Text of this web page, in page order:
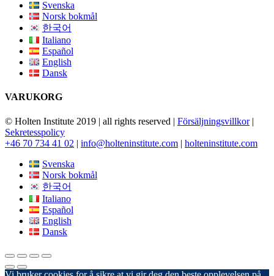
Svenska
Norsk bokmål
한국어
Italiano
Español
English
Dansk
VARUKORG
© Holten Institute 2019 | all rights reserved | Försäljningsvillkor|
Sekretesspolicy
+46 70 734 41 02 | info@holteninstitute.com | holteninstitute.com
Svenska
Norsk bokmål
한국어
Italiano
Español
English
Dansk